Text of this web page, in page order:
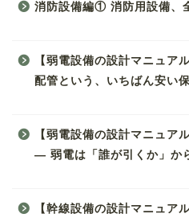
消防設備編① 消防用設備、
【弱電設備の設計マニュ
配管という、いちばん安い
【弱電設備の設計マニュ
― 弱電は「誰が引くか」か
【幹線設備の設計マニュア